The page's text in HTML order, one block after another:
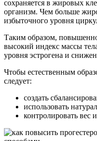
сохраняется в жировых
организм. Чем больше
избыточного уровня
Таким образом,
высокий индекс массы
уровня эстрогена и
Чтобы естественным
следует:
создать
использовать
контролировать вес